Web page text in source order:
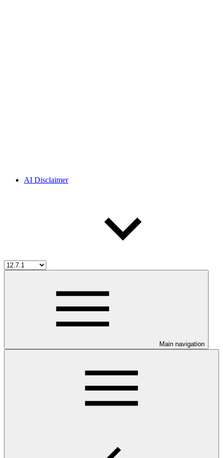
AI Disclaimer
Main navigation